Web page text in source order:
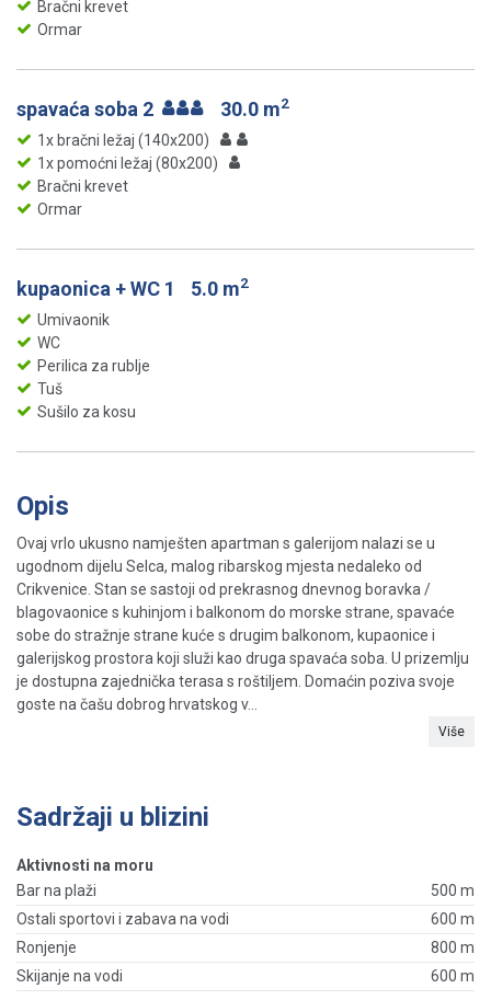
Bračni krevet
Ormar
spavaća soba 2 30.0 m2
1x bračni ležaj (140x200)
1x pomoćni ležaj (80x200)
Bračni krevet
Ormar
kupaonica + WC 1 5.0 m2
Umivaonik
WC
Perilica za rublje
Tuš
Sušilo za kosu
Opis
Ovaj vrlo ukusno namješten apartman s galerijom nalazi se u
ugodnom dijelu Selca, malog ribarskog mjesta nedaleko od
Crikvenice. Stan se sastoji od prekrasnog dnevnog boravka /
blagovaonice s kuhinjom i balkonom do morske strane, spavaće
sobe do stražnje strane kuće s drugim balkonom, kupaonice i
galerijskog prostora koji služi kao druga spavaća soba. U prizemlju
je dostupna zajednička terasa s roštiljem. Domaćin poziva svoje
goste na čašu dobrog hrvatskog v...
Više
Sadržaji u blizini
Aktivnosti na moru
Bar na plaži
500 m
Ostali sportovi i zabava na vodi
600 m
Ronjenje
800 m
Skijanje na vodi
600 m